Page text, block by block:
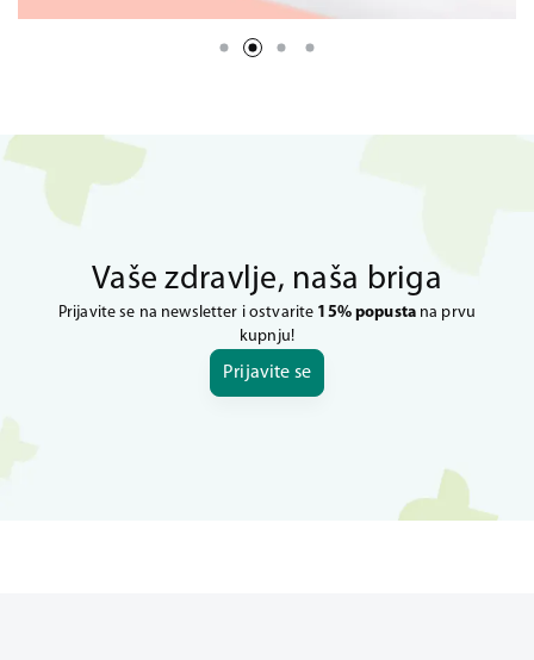
Vaše zdravlje, naša briga
Prijavite se na newsletter i ostvarite 15% popustana prvu
kupnju!
Prijavite se